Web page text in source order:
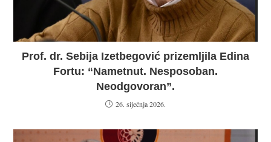
Prof. dr. Sebija Izetbegović prizemljila Edina
Fortu: “Nametnut. Nesposoban.
Neodgovoran”.
26. siječnja 2026.